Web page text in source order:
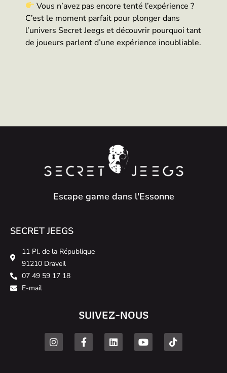
Vous n’avez pas encore tenté l’expérience ?
C’est le moment parfait pour plonger dans
l’univers Secret Jeegs et découvrir pourquoi tant
de joueurs parlent d’une expérience inoubliable.
Escape game dans l'Essonne
SECRET JEEGS
11 Pl. de la République
91210 Draveil
07 49 59 17 18
E-mail
SUIVEZ-NOUS